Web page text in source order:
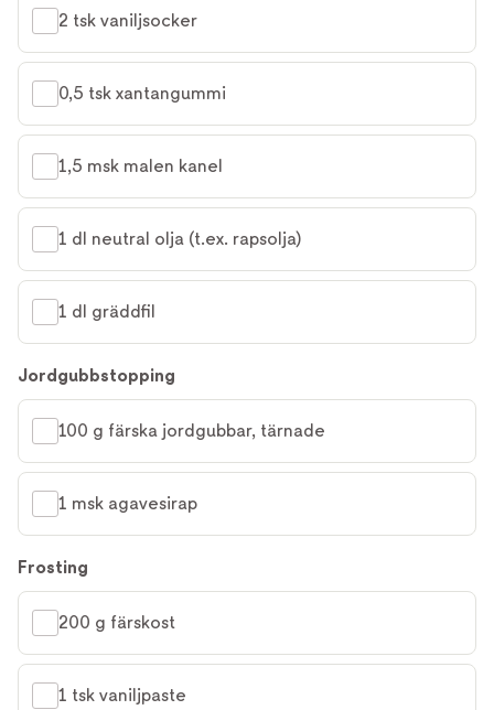
2 tsk vaniljsocker
0,5 tsk xantangummi
1,5 msk malen kanel
1 dl neutral olja (t.ex. rapsolja)
1 dl gräddfil
Jordgubbstopping
100 g färska jordgubbar, tärnade
1 msk agavesirap
Frosting
200 g färskost
1 tsk vaniljpaste